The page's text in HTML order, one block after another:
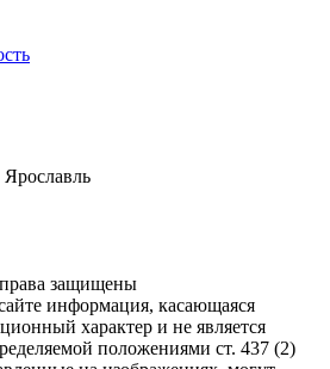
Ярославль
защищены
информация, касающаяся
характер и не является
положениями ст. 437 (2)